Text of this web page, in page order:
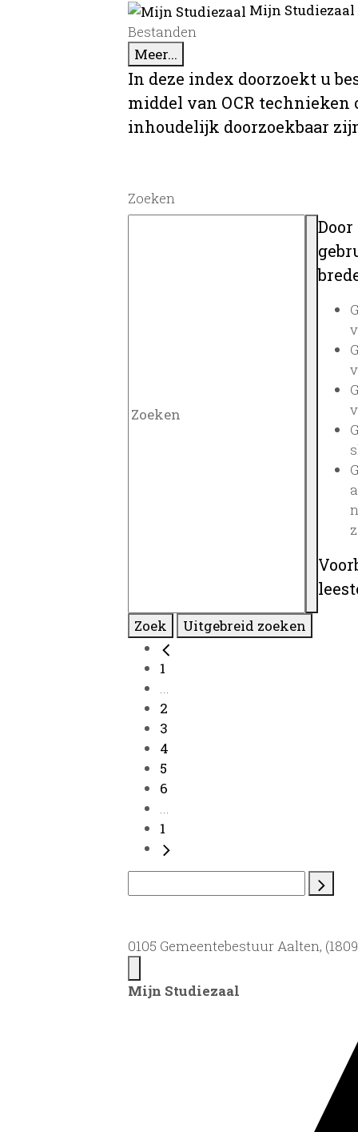
Mijn
Bestanden
Meer...
In deze index doorzoekt u
middel van OCR
inhoudelijk doorzoekbaar
Zoeken
Zoek Uitgebreid zoeken
1
...
2
3
4
5
6
...
1
0105 Gemeentebestuur Aalten,
Mijn Studiezaal